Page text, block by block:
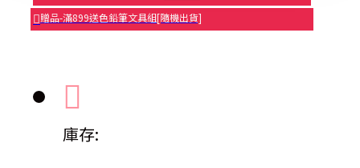
贈品-滿899送色鉛筆文具組[隨機出貨]
庫存: